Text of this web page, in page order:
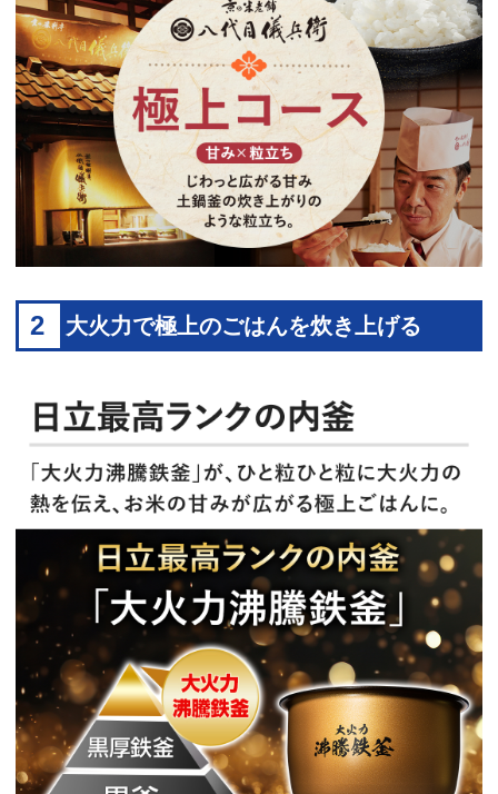
2 大火力で極上のごはんを炊き上げる